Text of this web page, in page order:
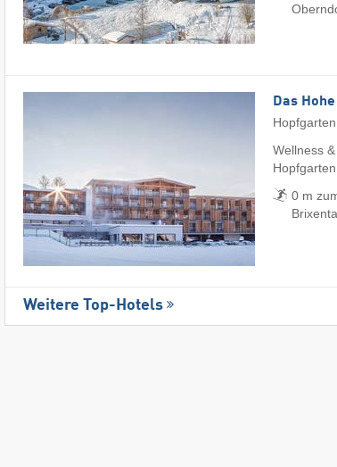
Das
Wellness
Hopfgarten
0 m
Weitere Top-Hotels